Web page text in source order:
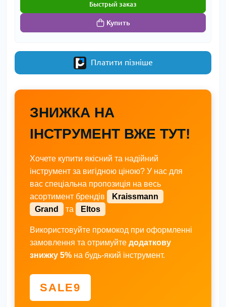
Купить
Быстрый заказ
Платити пізніше
ЗНИЖКА НА
ІНСТРУМЕНТ ВЖЕ ТУТ!
Хочете купити якісний та надійний
інструмент за вигідною ціною? У нас для
вас спеціальна пропозиція на весь
асортимент брендів
Kraissmann
Grand
та Eltos
Використовуйте промокод при оформленні
замовлення та отримуйте додаткову
знижку 5% на будь-який інструмент.
SALE9